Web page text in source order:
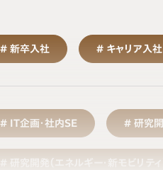
新卒入社 キャリア入社
IT企画・社内SE 研究開
研究開発（エネルギー・新モビリティ）